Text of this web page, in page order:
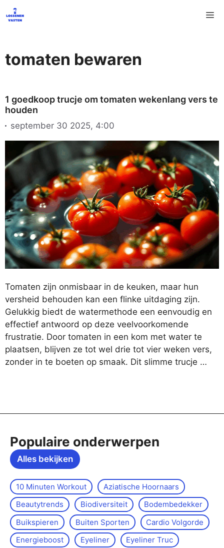
naar
tomaten bewaren
1 goedkoop trucje om tomaten wekenlang vers te
houden
september 30 2025, 4:00
Tomaten zijn onmisbaar in de keuken, maar hun
versheid behouden kan een flinke uitdaging zijn.
Gelukkig biedt de watermethode een eenvoudig en
effectief antwoord op deze veelvoorkomende
frustratie. Door tomaten in een kom met water te
plaatsen, blijven ze tot wel drie tot vier weken vers,
zonder in te boeten op smaak. Dit slimme trucje …
Populaire onderwerpen
Alles bekijken
10 Minuten Workout
Aziatische Hoornaars
Beautytrends
Biodiversiteit
Bodembedekker
Buikspieren
Buiten Sporten
Cardio Volgorde
Energieboost
Eyeliner
Eyeliner Truc